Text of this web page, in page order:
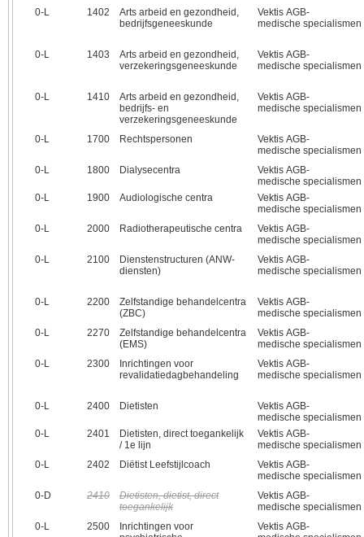
0‑L
1402
Arts arbeid en gezondheid,
bedrijfsgeneeskunde
Vektis AGB-
medische specialismen
0‑L 1403
Arts arbeid en gezondheid,
verzekeringsgeneeskunde
Vektis AGB-
medische specialismen
0‑L 1410
Arts arbeid en gezondheid,
bedrijfs- en
verzekeringsgeneeskunde
Vektis AGB-
medische specialismen
0‑L 1700 Rechtspersonen
Vektis AGB-
medische specialismen
0‑L
1800 Dialysecentra
Vektis AGB-
medische specialismen
0‑L
1900 Audiologische centra
Vektis AGB-
medische specialismen
0‑L
2000 Radiotherapeutische centra
Vektis AGB-
medische specialismen
0‑L
2100
Dienstenstructuren (ANW-
diensten)
Vektis AGB-
medische specialismen
0‑L 2200
Zelfstandige behandelcentra
(ZBC)
Vektis AGB-
medische specialismen
0‑L
2270
Zelfstandige behandelcentra
(EMS)
Vektis AGB-
medische specialismen
0‑L
2300
Inrichtingen voor
revalidatiedagbehandeling
Vektis AGB-
medische specialismen
0‑L 2400 Dietisten
Vektis AGB-
medische specialismen
0‑L
2401
Dietisten, direct toegankelijk
/ 1e lijn
Vektis AGB-
medische specialismen
0‑L
2402 Diëtist Leefstijlcoach
Vektis AGB-
medische specialismen
0‑D
2410
Dietisten, dietist, direct
toegankelijk
Vektis AGB-
medische specialismen
0‑L
2500
Inrichtingen voor
Vektis AGB-